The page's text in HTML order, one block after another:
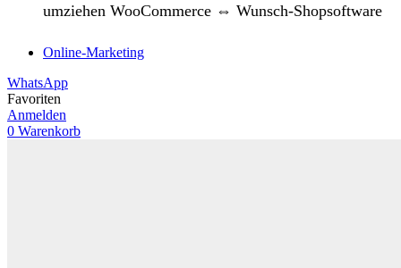
umziehen WooCommerce ⇔ Wunsch-Shopsoftware
Online-Marketing
WhatsApp
Favoriten
Anmelden
0 Warenkorb